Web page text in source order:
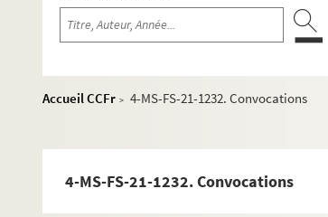
Accueil CCFr > 4-MS-FS-21-1232. Convocations
4-MS-FS-21-1232. Convocations
4-MS-FS-21-1209. Chien
4-MS-FS-21-1210. Chimie
4-MS-FS-21-1215. Cité ouvrière